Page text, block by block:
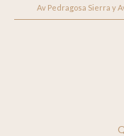
Av Pedragosa Sierra y